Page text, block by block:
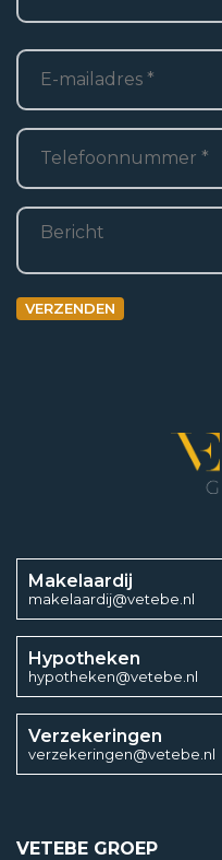
4.468 m2
E-
mailadres*
Telefoon
Bericht
VERZENDEN
Makelaardij
makelaardij@vetebe.nl
Hypotheken
hypotheken@vetebe.nl
Verzekeringen
verzekeringen@vetebe.nl
VETEBE GROEP